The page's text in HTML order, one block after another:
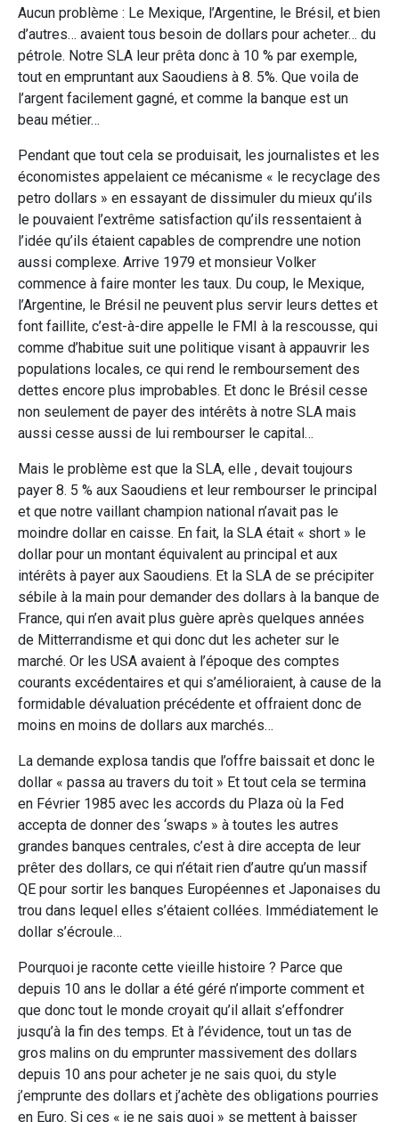
Aucun problème : Le Mexique, l’Argentine, le Brésil, et bien
d’autres… avaient tous besoin de dollars pour acheter… du
pétrole. Notre SLA leur prêta donc à 10 % par exemple,
tout en empruntant aux Saoudiens à 8. 5%. Que voila de
l’argent facilement gagné, et comme la banque est un
beau métier…
Pendant que tout cela se produisait, les journalistes et les
économistes appelaient ce mécanisme « le recyclage des
petro dollars » en essayant de dissimuler du mieux qu’ils
le pouvaient l’extrême satisfaction qu’ils ressentaient à
l’idée qu’ils étaient capables de comprendre une notion
aussi complexe. Arrive 1979 et monsieur Volker
commence à faire monter les taux. Du coup, le Mexique,
l’Argentine, le Brésil ne peuvent plus servir leurs dettes et
font faillite, c’est-à-dire appelle le FMI à la rescousse, qui
comme d’habitue suit une politique visant à appauvrir les
populations locales, ce qui rend le remboursement des
dettes encore plus improbables. Et donc le Brésil cesse
non seulement de payer des intérêts à notre SLA mais
aussi cesse aussi de lui rembourser le capital…
Mais le problème est que la SLA, elle , devait toujours
payer 8. 5 % aux Saoudiens et leur rembourser le principal
et que notre vaillant champion national n’avait pas le
moindre dollar en caisse. En fait, la SLA était « short » le
dollar pour un montant équivalent au principal et aux
intérêts à payer aux Saoudiens. Et la SLA de se précipiter
sébile à la main pour demander des dollars à la banque de
France, qui n’en avait plus guère après quelques années
de Mitterrandisme et qui donc dut les acheter sur le
marché. Or les USA avaient à l’époque des comptes
courants excédentaires et qui s’amélioraient, à cause de la
formidable dévaluation précédente et offraient donc de
moins en moins de dollars aux marchés…
La demande explosa tandis que l’offre baissait et donc le
dollar « passa au travers du toit » Et tout cela se termina
en Février 1985 avec les accords du Plaza où la Fed
accepta de donner des ‘swaps » à toutes les autres
grandes banques centrales, c’est à dire accepta de leur
prêter des dollars, ce qui n’était rien d’autre qu’un massif
QE pour sortir les banques Européennes et Japonaises du
trou dans lequel elles s’étaient collées. Immédiatement le
dollar s’écroule…
Pourquoi je raconte cette vieille histoire ? Parce que
depuis 10 ans le dollar a été géré n’importe comment et
que donc tout le monde croyait qu’il allait s’effondrer
jusqu’à la fin des temps. Et à l’évidence, tout un tas de
gros malins on du emprunter massivement des dollars
depuis 10 ans pour acheter je ne sais quoi, du style
j’emprunte des dollars et j’achète des obligations pourries
en Euro. Si ces « je ne sais quoi » se mettent à baisser